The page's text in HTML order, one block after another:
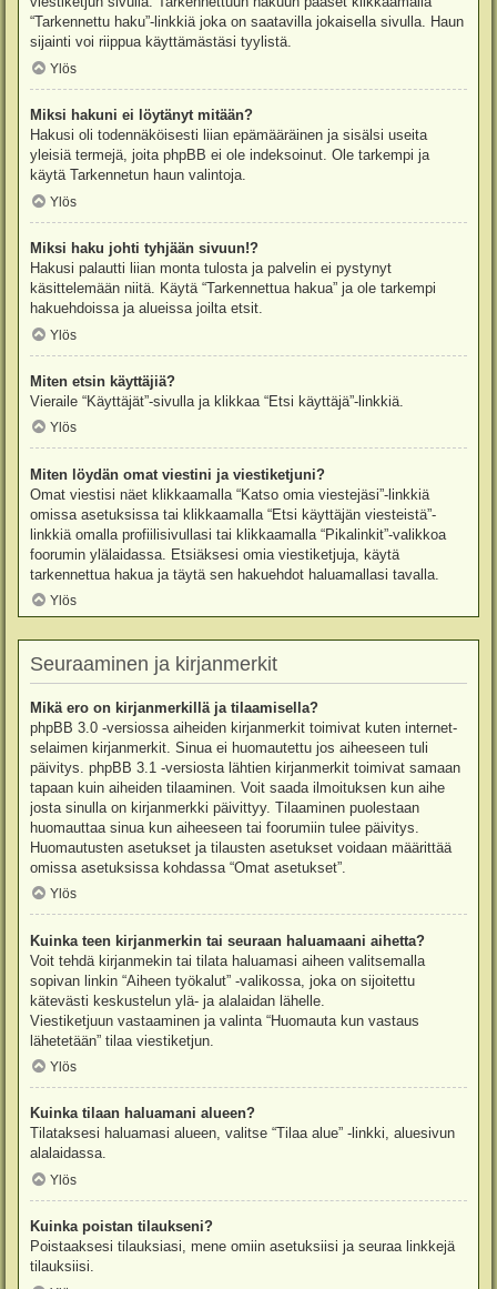
“Tarkennettu haku”-linkkiä joka on saatavilla jokaisella sivulla. Haun
sijainti voi riippua käyttämästäsi tyylistä.
Ylös
Miksi hakuni ei löytänyt mitään?
Hakusi oli todennäköisesti liian epämääräinen ja sisälsi useita
yleisiä termejä, joita phpBB ei ole indeksoinut. Ole tarkempi ja
käytä Tarkennetun haun valintoja.
Ylös
Miksi haku johti tyhjään sivuun!?
Hakusi palautti liian monta tulosta ja palvelin ei pystynyt
käsittelemään niitä. Käytä “Tarkennettua hakua” ja ole tarkempi
hakuehdoissa ja alueissa joilta etsit.
Ylös
Miten etsin käyttäjiä?
Vieraile “Käyttäjät”-sivulla ja klikkaa “Etsi käyttäjä”-linkkiä.
Ylös
Miten löydän omat viestini ja viestiketjuni?
Omat viestisi näet klikkaamalla “Katso omia viestejäsi”-linkkiä
omissa asetuksissa tai klikkaamalla “Etsi käyttäjän viesteistä”-
linkkiä omalla profiilisivullasi tai klikkaamalla “Pikalinkit”-valikkoa
foorumin ylälaidassa. Etsiäksesi omia viestiketjuja, käytä
tarkennettua hakua ja täytä sen hakuehdot haluamallasi tavalla.
Ylös
Seuraaminen ja kirjanmerkit
Mikä ero on kirjanmerkillä ja tilaamisella?
phpBB 3.0 -versiossa aiheiden kirjanmerkit toimivat kuten internet-
selaimen kirjanmerkit. Sinua ei huomautettu jos aiheeseen tuli
päivitys. phpBB 3.1 -versiosta lähtien kirjanmerkit toimivat samaan
tapaan kuin aiheiden tilaaminen. Voit saada ilmoituksen kun aihe
josta sinulla on kirjanmerkki päivittyy. Tilaaminen puolestaan
huomauttaa sinua kun aiheeseen tai foorumiin tulee päivitys.
Huomautusten asetukset ja tilausten asetukset voidaan määrittää
omissa asetuksissa kohdassa “Omat asetukset”.
Ylös
Kuinka teen kirjanmerkin tai seuraan haluamaani aihetta?
Voit tehdä kirjanmekin tai tilata haluamasi aiheen valitsemalla
sopivan linkin “Aiheen työkalut” -valikossa, joka on sijoitettu
kätevästi keskustelun ylä- ja alalaidan lähelle.
Viestiketjuun vastaaminen ja valinta “Huomauta kun vastaus
lähetetään” tilaa viestiketjun.
Ylös
Kuinka tilaan haluamani alueen?
Tilataksesi haluamasi alueen, valitse “Tilaa alue” -linkki, aluesivun
alalaidassa.
Ylös
Kuinka poistan tilaukseni?
Poistaaksesi tilauksiasi, mene omiin asetuksiisi ja seuraa linkkejä
tilauksiisi.